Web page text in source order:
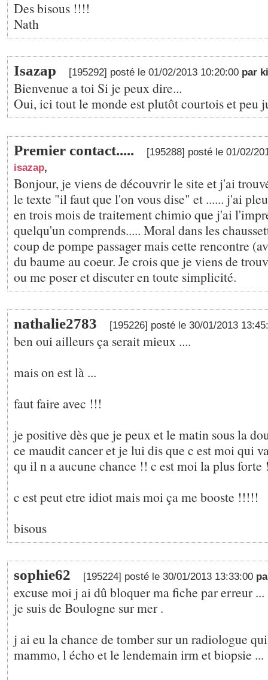
Des bisous !!!!
Nath
Isazap [195292] posté le 01/02/2013 10:20:00 par
Bienvenue a toi Si je peux dire...
Oui, ici tout le monde est plutôt courtois et peu
Premier contact.....
[195288] posté le 01/02/
isazap,
Bonjour, je viens de découvrir le site et j'ai
le texte "il faut que l'on vous dise" et ...... j'ai
en trois mois de traitement chimio que j'ai
quelqu'un comprends..... Moral dans les
coup de pompe passager mais cette rencontre
du baume au coeur. Je crois que je viens de
ou me poser et discuter en toute simplicité.
nathalie2783 [195226] posté le 30/01/2013
ben oui ailleurs ça serait mieux ....
mais on est là ...
faut faire avec !!!
je positive dès que je peux et le matin sous la
ce maudit cancer et je lui dis que c est moi qui
qu il n a aucune chance !! c est moi la plus forte
c est peut etre idiot mais moi ça me booste !!!!!
bisous
sophie62 [195224] posté le 30/01/2013 13:33:00
excuse moi j ai dû bloquer ma fiche par erreur ...
je suis de Boulogne sur mer .
j ai eu la chance de tomber sur un radiologue
mammo, l écho et le lendemain irm et biopsie ...